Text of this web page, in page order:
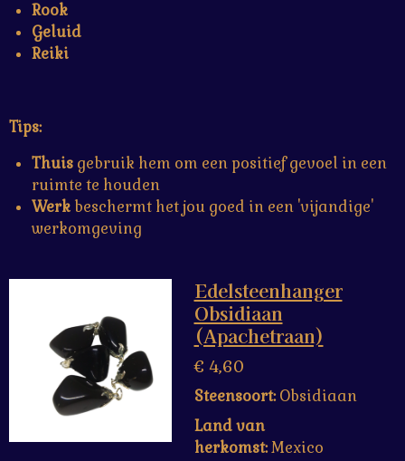
Rook
Geluid
Reiki
Tips:
Thuis gebruik hem om een positief gevoel in een
ruimte te houden
Werk beschermt het jou goed in een 'vijandige'
werkomgeving
Edelsteenhanger
Obsidiaan
(Apachetraan)
€ 4,60
Steensoort:Obsidiaan
Land van
herkomst:Mexico